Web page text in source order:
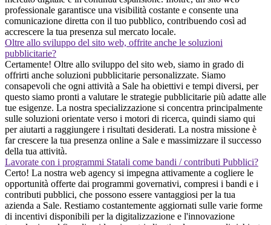
professionale garantisce una visibilità costante e consente una
comunicazione diretta con il tuo pubblico, contribuendo così ad
accrescere la tua presenza sul mercato locale.
Oltre allo sviluppo del sito web, offrite anche le soluzioni
pubblicitarie?
Certamente! Oltre allo sviluppo del sito web, siamo in grado di
offrirti anche soluzioni pubblicitarie personalizzate. Siamo
consapevoli che ogni attività a Sale ha obiettivi e tempi diversi, per
questo siamo pronti a valutare le strategie pubblicitarie più adatte alle
tue esigenze. La nostra specializzazione si concentra principalmente
sulle soluzioni orientate verso i motori di ricerca, quindi siamo qui
per aiutarti a raggiungere i risultati desiderati. La nostra missione è
far crescere la tua presenza online a Sale e massimizzare il successo
della tua attività.
Lavorate con i programmi Statali come bandi / contributi Pubblici?
Certo! La nostra web agency si impegna attivamente a cogliere le
opportunità offerte dai programmi governativi, compresi i bandi e i
contributi pubblici, che possono essere vantaggiosi per la tua
azienda a Sale. Restiamo costantemente aggiornati sulle varie forme
di incentivi disponibili per la digitalizzazione e l'innovazione